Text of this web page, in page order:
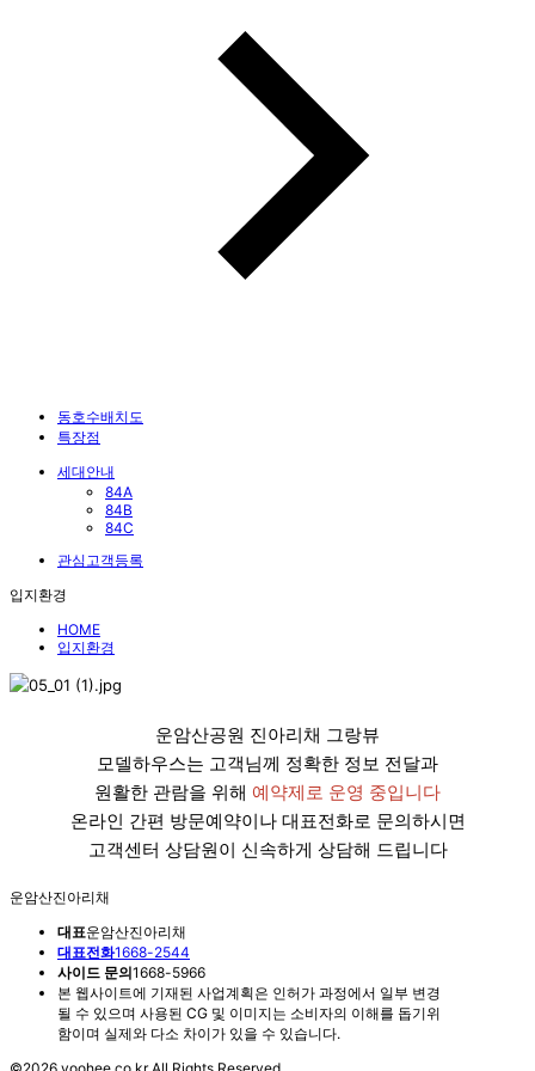
동호수배치도
특장점
세대안내
84A
84B
84C
관심고객등록
입지환경
HOME
입지환경
운암산공원 진아리채 그랑뷰
모델하우스는 고객님께 정확한 정보 전달과
원활한 관람을 위해 예약제로 운영 중입니다
온라인 간편 방문예약이나 대표전화로 문의하시면
고객센터 상담원이 신속하게 상담해 드립니다
운암산진아리채
대표운암산진아리채
대표전화1668-2544
사이드 문의1668-5966
본 웹사이트에 기재된 사업계획은 인허가 과정에서 일부 변경
될 수 있으며 사용된 CG 및 이미지는 소비자의 이해를 돕기위
함이며 실제와 다소 차이가 있을 수 있습니다.